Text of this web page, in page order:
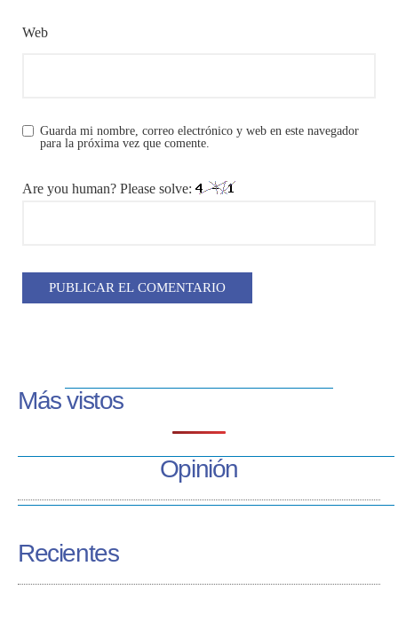
Web
Guarda mi nombre, correo electrónico y web en este navegador
para la próxima vez que comente.
Are you human? Please solve:
Más vistos
Opinión
Recientes